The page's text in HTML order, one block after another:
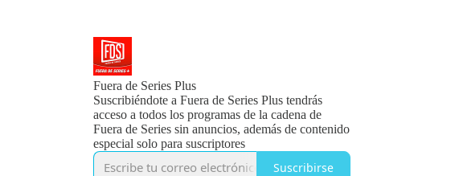
Fuera de Series Plus
Suscribiéndote a Fuera de Series Plus tendrás
acceso a todos los programas de la cadena de
Fuera de Series sin anuncios, además de contenido
especial solo para suscriptores
Suscribirse